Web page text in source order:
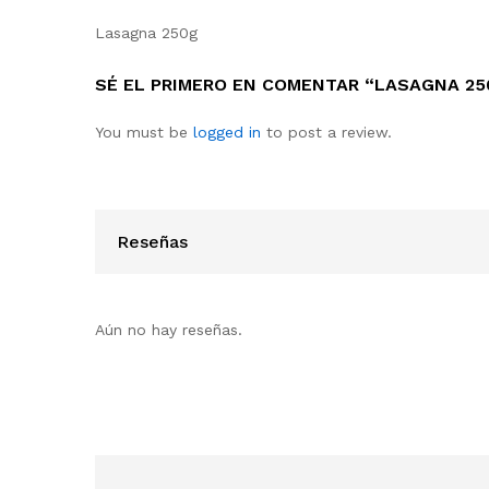
Lasagna 250g
SÉ EL PRIMERO EN COMENTAR “LASAGNA
You must be logged in to post a review.
Reseñas
Aún no hay reseñas.